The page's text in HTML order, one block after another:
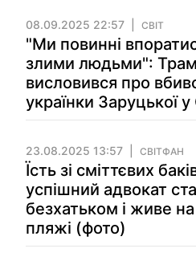
08.09.2025 22:57 СВІТ
"Ми повинні
злими людьми":
висловився про
українки Заруцької
23.08.2025 13:57 СВІТФАН
Їсть зі сміттєвих
успішний адвокат
безхатьком і живе на
пляжі (фото)